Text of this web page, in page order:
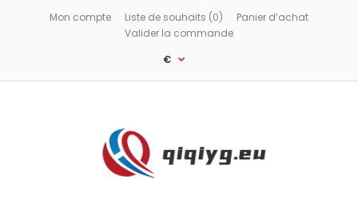
Mon compte Liste de souhaits (0)
Panier d’achat
Valider la commande
€